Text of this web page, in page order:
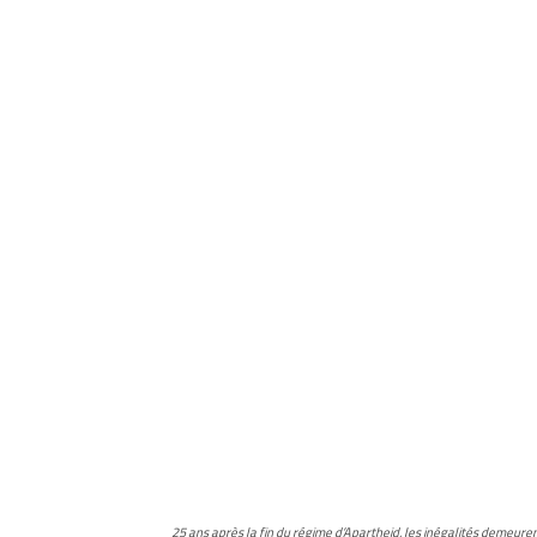
25 ans après la fin du régime d’Apartheid, les inégalités